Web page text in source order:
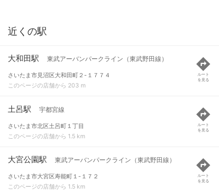
近くの駅
大和田駅 東武アーバンパークライン（東武野田線）
さいたま市見沼区大和田町２-１７７４
このページの店舗から 203 m
ルート
を見る
土呂駅 宇都宮線
さいたま市北区土呂町１丁目
このページの店舗から 1.5 km
ルート
を見る
大宮公園駅 東武アーバンパークライン（東武野田線）
さいたま市大宮区寿能町１-１７２
このページの店舗から 1.5 km
ルート
を見る